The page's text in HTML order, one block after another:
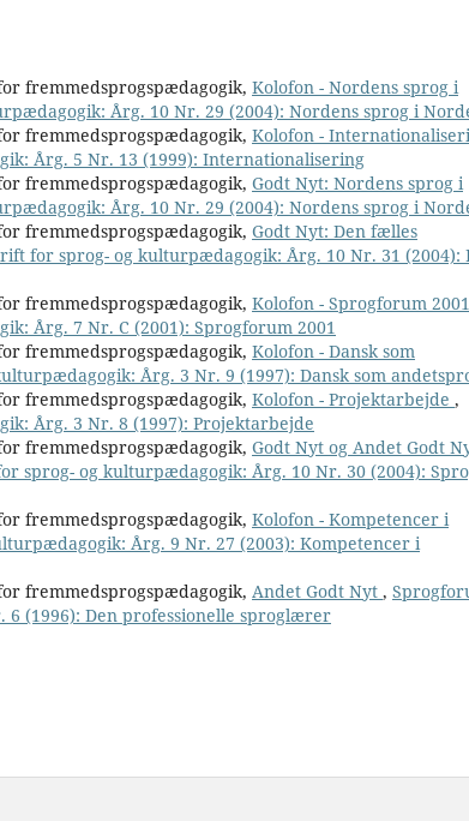
fremmedsprogspædagogik, Kolofon - Nordens sprog i
Årg. 10 Nr. 29 (2004): Nordens sprog i
fremmedsprogspædagogik, Kolofon -
Årg. 5 Nr. 13 (1999): Internationalisering
fremmedsprogspædagogik, Godt Nyt: Nordens sprog i
Årg. 10 Nr. 29 (2004): Nordens sprog i
fremmedsprogspædagogik, Godt Nyt: Den fælles
for sprog- og kulturpædagogik: Årg. 10 Nr. 31 (2004):
fremmedsprogspædagogik, Kolofon - Sprogforum
Årg. 7 Nr. C (2001): Sprogforum 2001
fremmedsprogspædagogik, Kolofon - Dansk som
Årg. 3 Nr. 9 (1997): Dansk som
fremmedsprogspædagogik, Kolofon - Projektarbejde ,
Årg. 3 Nr. 8 (1997): Projektarbejde
fremmedsprogspædagogik, Godt Nyt og Andet Godt
sprog- og kulturpædagogik: Årg. 10 Nr. 30 (2004):
fremmedsprogspædagogik, Kolofon - Kompetencer i
Årg. 9 Nr. 27 (2003): Kompetencer i
fremmedsprogspædagogik, Andet Godt Nyt ,
(1996): Den professionelle sproglærer